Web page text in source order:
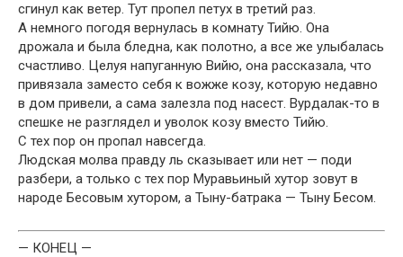
сгинул как ветер. Тут пропел петух в третий раз.
А немного погодя вернулась в комнату Тийю. Она
дрожала и была бледна, как полотно, а все же улыбалась
счастливо. Целуя напуганную Вийю, она рассказала, что
привязала заместо себя к вожже козу, которую недавно
в дом привели, а сама залезла под насест. Вурдалак-то в
спешке не разглядел и уволок козу вместо Тийю.
С тех пор он пропал навсегда.
Людская молва правду ль сказывает или нет — поди
разбери, а только с тех пор Муравьиный хутор зовут в
народе Бесовым хутором, а Тыну-батрака — Тыну Бесом.
— КОНЕЦ —